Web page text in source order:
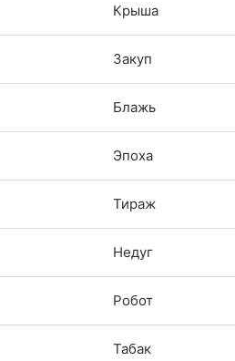
Крыша
Закуп
Блажь
Эпоха
Тираж
Недуг
Робот
Табак